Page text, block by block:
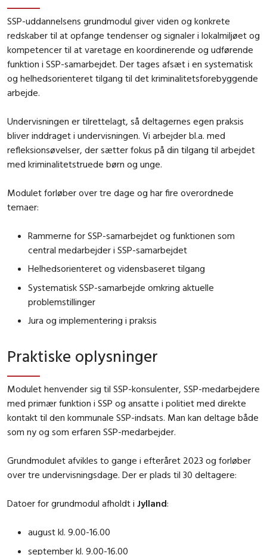
SSP-uddannelsens grundmodul giver viden og konkrete
redskaber til at opfange tendenser og signaler i lokalmiljøet og
kompetencer til at varetage en koordinerende og udførende
funktion i SSP-samarbejdet. Der tages afsæt i en systematisk
og helhedsorienteret tilgang til det kriminalitetsforebyggende
arbejde.
Undervisningen er tilrettelagt, så deltagernes egen praksis
bliver inddraget i undervisningen. Vi arbejder bl.a. med
refleksionsøvelser, der sætter fokus på din tilgang til arbejdet
med kriminalitetstruede børn og unge.
Modulet forløber over tre dage og har fire overordnede
temaer:
Rammerne for SSP-samarbejdet og funktionen som
central medarbejder i SSP-samarbejdet
Helhedsorienteret og vidensbaseret tilgang
Systematisk SSP-samarbejde omkring aktuelle
problemstillinger
Jura og implementering i praksis
Praktiske oplysninger
Modulet henvender sig til SSP-konsulenter, SSP-medarbejdere
med primær funktion i SSP og ansatte i politiet med direkte
kontakt til den kommunale SSP-indsats. Man kan deltage både
som ny og som erfaren SSP-medarbejder.
Grundmodulet afvikles to gange i efteråret 2023 og forløber
over tre undervisningsdage. Der er plads til 30 deltagere:
Datoer for grundmodul afholdt i Jylland:
august kl. 9.00-16.00
september kl. 9.00-16.00